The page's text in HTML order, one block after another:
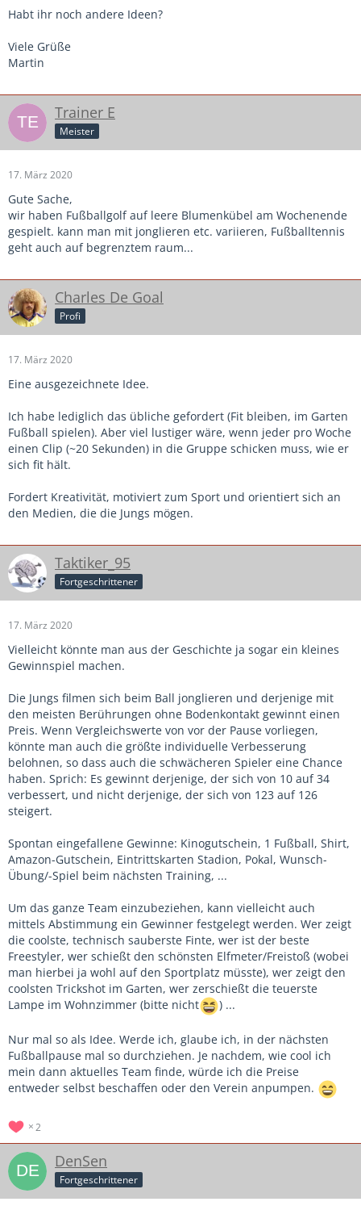
Habt ihr noch andere Ideen?
Viele Grüße
Martin
Trainer E
Meister
17. März 2020
Gute Sache,
wir haben Fußballgolf auf leere Blumenkübel am Wochenende
gespielt. kann man mit jonglieren etc. variieren, Fußballtennis
geht auch auf begrenztem raum...
Charles De Goal
Profi
17. März 2020
Eine ausgezeichnete Idee.
Ich habe lediglich das übliche gefordert (Fit bleiben, im Garten
Fußball spielen). Aber viel lustiger wäre, wenn jeder pro Woche
einen Clip (~20 Sekunden) in die Gruppe schicken muss, wie er
sich fit hält.
Fordert Kreativität, motiviert zum Sport und orientiert sich an
den Medien, die die Jungs mögen.
Taktiker_95
Fortgeschrittener
17. März 2020
Vielleicht könnte man aus der Geschichte ja sogar ein kleines
Gewinnspiel machen.
Die Jungs filmen sich beim Ball jonglieren und derjenige mit
den meisten Berührungen ohne Bodenkontakt gewinnt einen
Preis. Wenn Vergleichswerte von vor der Pause vorliegen,
könnte man auch die größte individuelle Verbesserung
belohnen, so dass auch die schwächeren Spieler eine Chance
haben. Sprich: Es gewinnt derjenige, der sich von 10 auf 34
verbessert, und nicht derjenige, der sich von 123 auf 126
steigert.
Spontan eingefallene Gewinne: Kinogutschein, 1 Fußball, Shirt,
Amazon-Gutschein, Eintrittskarten Stadion, Pokal, Wunsch-
Übung/-Spiel beim nächsten Training, ...
Um das ganze Team einzubeziehen, kann vielleicht auch
mittels Abstimmung ein Gewinner festgelegt werden. Wer zeigt
die coolste, technisch sauberste Finte, wer ist der beste
Freestyler, wer schießt den schönsten Elfmeter/Freistoß (wobei
man hierbei ja wohl auf den Sportplatz müsste), wer zeigt den
coolsten Trickshot im Garten, wer zerschießt die teuerste
Lampe im Wohnzimmer (bitte nicht
) ...
Nur mal so als Idee. Werde ich, glaube ich, in der nächsten
Fußballpause mal so durchziehen. Je nachdem, wie cool ich
mein dann aktuelles Team finde, würde ich die Preise
entweder selbst beschaffen oder den Verein anpumpen.
2
DenSen
Fortgeschrittener